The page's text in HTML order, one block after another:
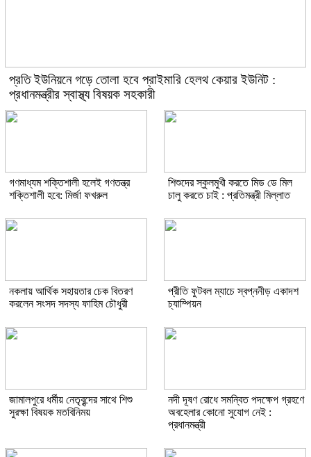
প্রতি ইউনিয়নে গড়ে তোলা হবে প্রাইমারি হেলথ কেয়ার ইউনিট :
প্রধানমন্ত্রীর স্বাস্থ্য বিষয়ক সহকারী
গণমাধ্যম শক্তিশালী হলেই গণতন্ত্র
শক্তিশালী হবে: মির্জা ফখরুল
শিশুদের স্কুলমুখী করতে মিড ডে মিল
চালু করতে চাই : প্রতিমন্ত্রী মিল্লাত
নকলায় আর্থিক সহায়তার চেক বিতরণ
করলেন সংসদ সদস্য ফাহিম চৌধুরী
প্রীতি ফুটবল ম্যাচে স্বপ্ননীড় একাদশ
চ্যাম্পিয়ন
জামালপুরে ধর্মীয় নেতৃবৃন্দের সাথে শিশু
সুরক্ষা বিষয়ক মতবিনিময়
নদী দূষণ রোধে সমন্বিত পদক্ষেপ গ্রহণে
অবহেলার কোনো সুযোগ নেই :
প্রধানমন্ত্রী